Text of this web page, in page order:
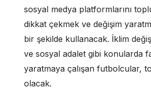
sosyal medya platformlarını
dikkat çekmek ve değişim
bir şekilde kullanacak. İklim
ve sosyal adalet gibi konularda
yaratmaya çalışan futbolcular,
olacak.